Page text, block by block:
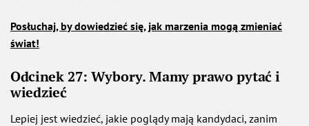
Posłuchaj, by dowiedzieć się, jak marzenia mogą zmieniać
świat!
Odcinek 27: Wybory. Mamy prawo pytać i
wiedzieć
Lepiej jest wiedzieć, jakie poglądy mają kandydaci, zanim